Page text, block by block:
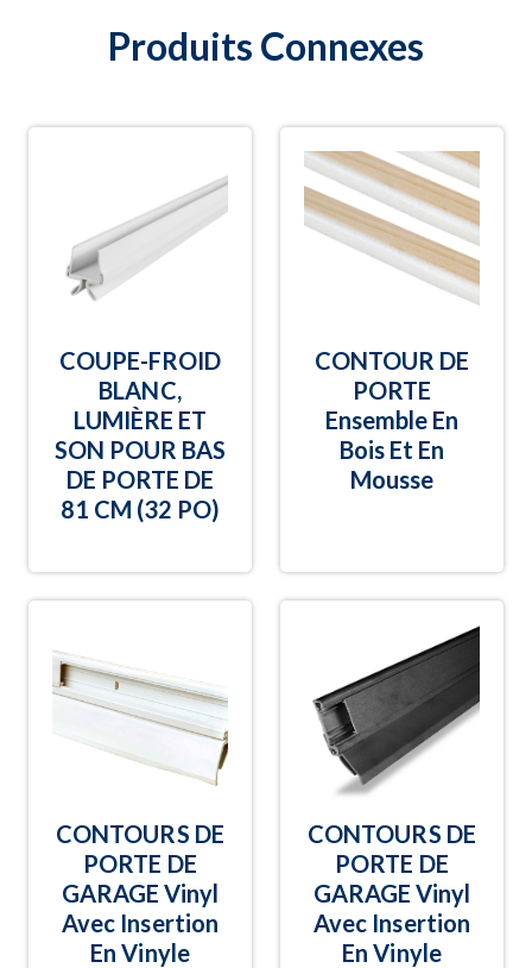
Produits Connexes
COUPE-FROID
BLANC,
LUMIÈRE ET
SON POUR BAS
DE PORTE DE
81 CM (32 PO)
CONTOUR DE
PORTE
Ensemble En
Bois Et En
Mousse
CONTOURS DE
PORTE DE
GARAGE Vinyl
Avec Insertion
En Vinyle
CONTOURS DE
PORTE DE
GARAGE Vinyl
Avec Insertion
En Vinyle